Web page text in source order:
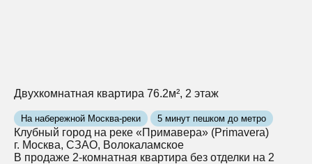
Двухкомнатная квартира 76.2м², 2 этаж
На набережной Москва-реки 5 минут пешком до метро
Клубный город на реке «Примавера» (Primavera)
г. Москва, СЗАО, Волокаламское
В продаже 2-комнатная квартира без отделки на 2